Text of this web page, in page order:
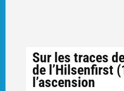
Sur les traces
de l’Hilsenfirst
l’ascension